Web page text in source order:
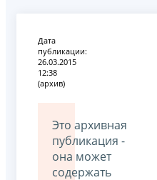
Дата
публикации:
26.03.2015
12:38
(архив)
Это архивная
публикация -
она может
содержать